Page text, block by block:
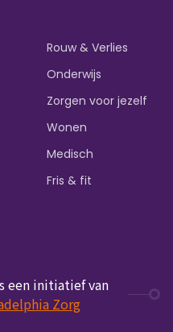
Rouw & Verlies
Onderwijs
Zorgen voor jezelf
Wonen
Medisch
Fris & fit
een initiatief van
Zorg